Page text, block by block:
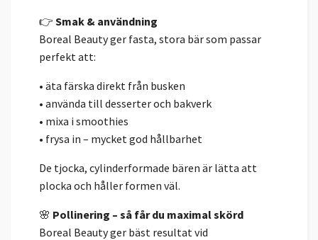
👉 Smak & användning
Boreal Beauty ger fasta, stora bär som passar
perfekt att:
• äta färska direkt från busken
• använda till desserter och bakverk
• mixa i smoothies
• frysa in – mycket god hållbarhet
De tjocka, cylinderformade bären är lätta att
plocka och håller formen väl.
🌸 Pollinering – så får du maximal skörd
Boreal Beauty ger bäst resultat vid